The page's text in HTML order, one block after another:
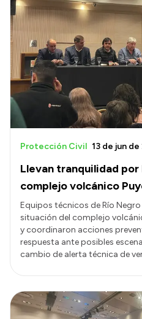
Llevan tranquilidad
complejo volcánico
Protección Civil 13 de jun
Equipos técnicos de Río
situación del complejo
y coordinaron acciones
respuesta ante posibles
cambio de alerta técnica de